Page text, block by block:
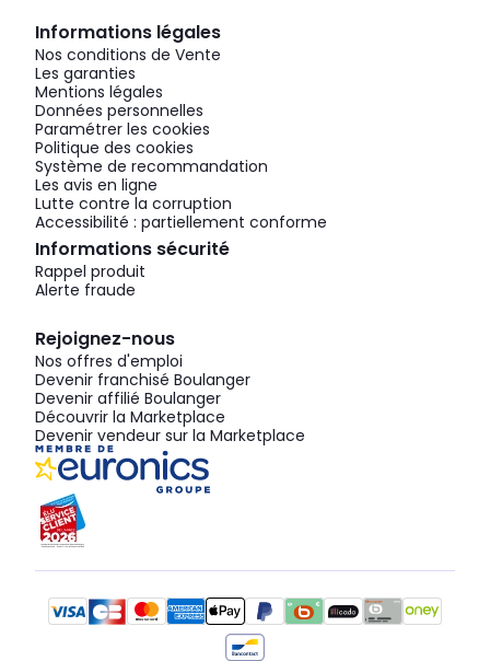
Informations légales
Nos conditions de Vente
Les garanties
Mentions légales
Données personnelles
Paramétrer les cookies
Politique des cookies
Système de recommandation
Les avis en ligne
Lutte contre la corruption
Accessibilité : partiellement conforme
Informations sécurité
Rappel produit
Alerte fraude
Rejoignez-nous
Nos offres d'emploi
Devenir franchisé Boulanger
Devenir affilié Boulanger
Découvrir la Marketplace
Devenir vendeur sur la Marketplace